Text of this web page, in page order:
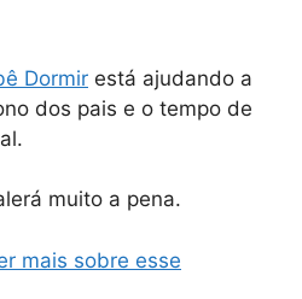
Dormir está ajudando a
dos pais e o tempo de
muito a pena.
mais sobre esse